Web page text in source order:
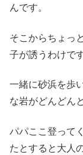
んです。
そこからちょっ
子が誘うわけです
一緒に砂浜を歩
な岩がどんどん
パパここ登って
たとすると大人